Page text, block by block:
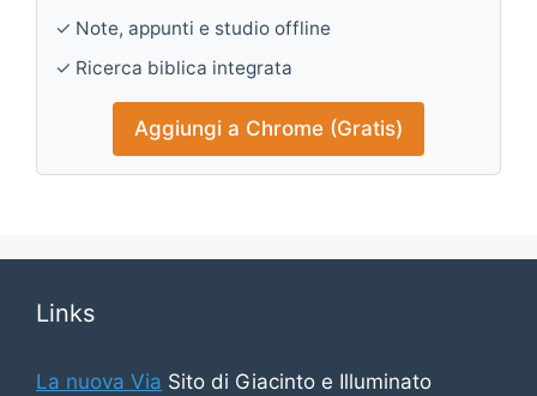
✓ Note, appunti e studio offline
✓ Ricerca biblica integrata
Aggiungi a Chrome (Gratis)
Links
La nuova Via Sito di Giacinto e Illuminato